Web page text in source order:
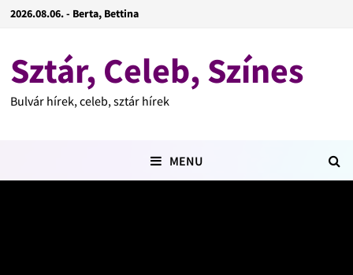
2026.08.06. - Berta, Bettina
Sztár, Celeb, Színes
Bulvár hírek, celeb, sztár hírek
MENU